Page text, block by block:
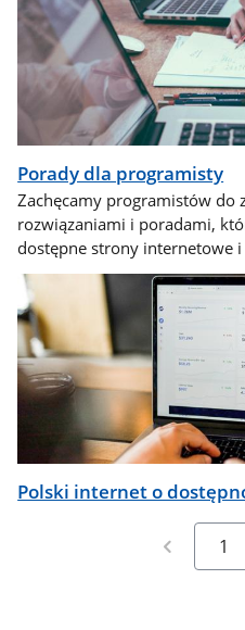
Porady dla programisty
Zachęcamy programistów do
rozwiązaniami i poradami,
dostępne strony internetowe
Polski internet o